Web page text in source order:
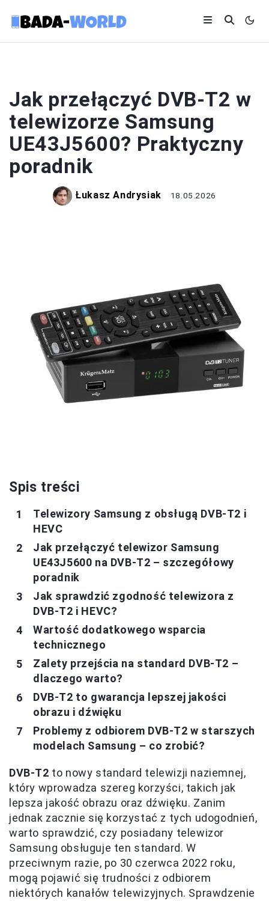
Jak przełączyć DVB-T2 w
telewizorze Samsung
UE43J5600? Praktyczny
poradnik
Łukasz Andrysiak 18.05.2026
Spis treści
Telewizory Samsung z obsługą DVB-T2 i
HEVC
Jak przełączyć telewizor Samsung
UE43J5600 na DVB-T2 – szczegółowy
poradnik
Jak sprawdzić zgodność telewizora z
DVB-T2 i HEVC?
Wartość dodatkowego wsparcia
technicznego
Zalety przejścia na standard DVB-T2 –
dlaczego warto?
DVB-T2 to gwarancja lepszej jakości
obrazu i dźwięku
Problemy z odbiorem DVB-T2 w starszych
modelach Samsung – co zrobić?
DVB-T2 to nowy standard telewizji naziemnej,
który wprowadza szereg korzyści, takich jak
lepsza jakość obrazu oraz dźwięku. Zanim
jednak zacznie się korzystać z tych udogodnień,
warto sprawdzić, czy posiadany telewizor
Samsung obsługuje ten standard. W
przeciwnym razie, po 30 czerwca 2022 roku,
mogą pojawić się trudności z odbiorem
niektórych kanałów telewizyjnych. Sprawdzenie